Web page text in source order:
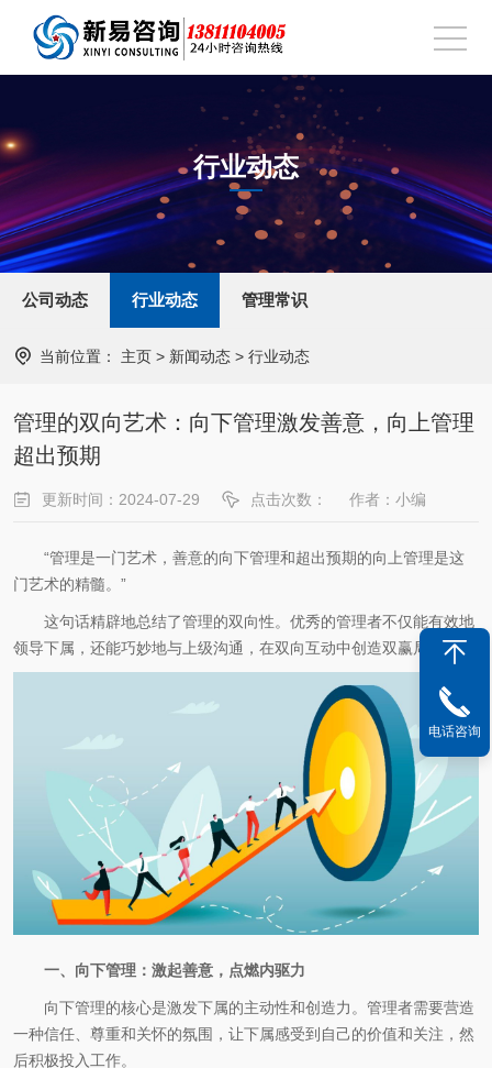
行业动态
公司动态 行业动态 管理常识
当前位置： 主页 > 新闻动态 > 行业动态
管理的双向艺术：向下管理激发善意，向上管理
超出预期
更新时间：2024-07-29 点击次数： 作者：小编
“管理是一门艺术，善意的向下管理和超出预期的向上管理是这
门艺术的精髓。”
这句话精辟地总结了管理的双向性。优秀的管理者不仅能有效地
领导下属，还能巧妙地与上级沟通，在双向互动中创造双赢局面。
一、向下管理：激起善意，点燃内驱力
向下管理的核心是激发下属的主动性和创造力。管理者需要营造
一种信任、尊重和关怀的氛围，让下属感受到自己的价值和关注，然
后积极投入工作。
电话咨询